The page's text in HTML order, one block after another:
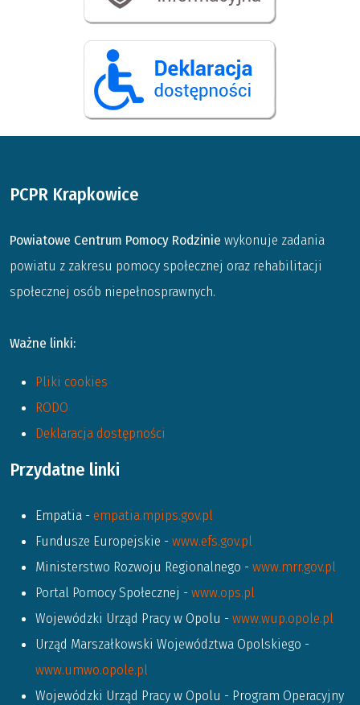
PCPR Krapkowice
Powiatowe Centrum Pomocy Rodzinie wykonuje zadania
powiatu z zakresu pomocy społecznej oraz rehabilitacji
społecznej osób niepełnosprawnych.
Ważne linki:
Pliki cookies
RODO
Deklaracja dostępności
Przydatne linki
Empatia - empatia.mpips.gov.pl
Fundusze Europejskie -www.efs.gov.pl
Ministerstwo Rozwoju Regionalnego -www.mrr.gov.pl
Portal Pomocy Społecznej -www.ops.pl
Wojewódzki Urząd Pracy w Opolu -www.wup.opole.pl
Urząd Marszałkowski Województwa Opolskiego -
www.umwo.opole.pl
Wojewódzki Urząd Pracy w Opolu - Program Operacyjny